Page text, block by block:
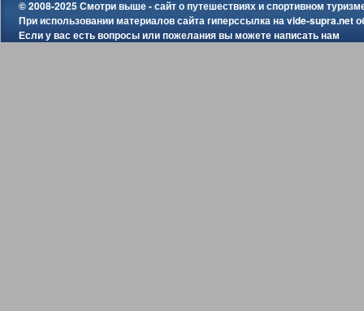
© 2008-2025 Смотри выше - сайт о путешествиях и спортивном
При использовании материалов сайта гиперссылка наvide-supra.net
Если у вас есть вопросы или пожелания вы можетенаписать нам